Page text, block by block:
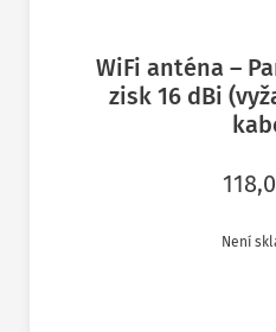
WiFi anténa –
zisk 16 dBi
Není